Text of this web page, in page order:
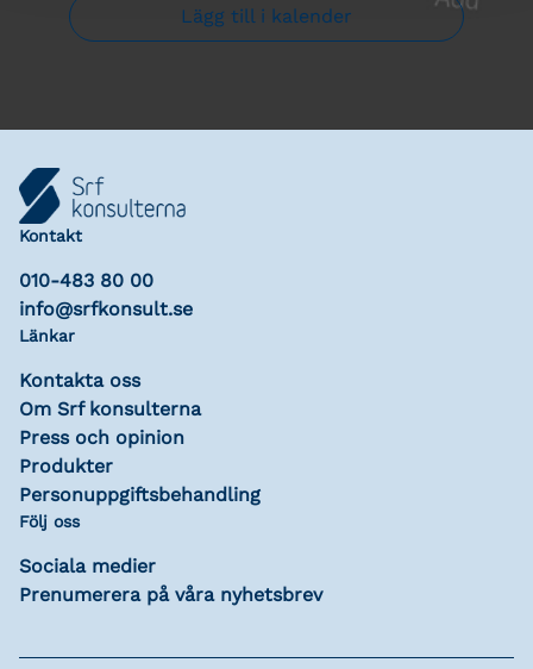
Lägg till i kalender
Kontakt
010-483 80 00
info@srfkonsult.se
Länkar
Kontakta oss
Om Srf konsulterna
Press och opinion
Produkter
Personuppgiftsbehandling
Följ oss
Sociala medier
Prenumerera på våra nyhetsbrev